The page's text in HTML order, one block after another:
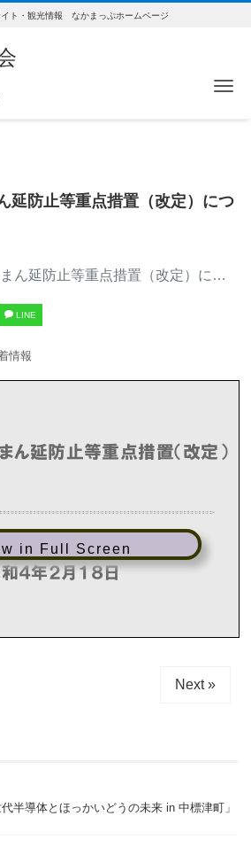
ト・観光情報 なかまっぷホームページ
ナ
延防止等重点措置（改定）につ
止等重点措置（改定）について（R4.2.21）
LINE
情報
in Full Screen
Next »
半導体とほっかいどうの未来 in 中標津町」